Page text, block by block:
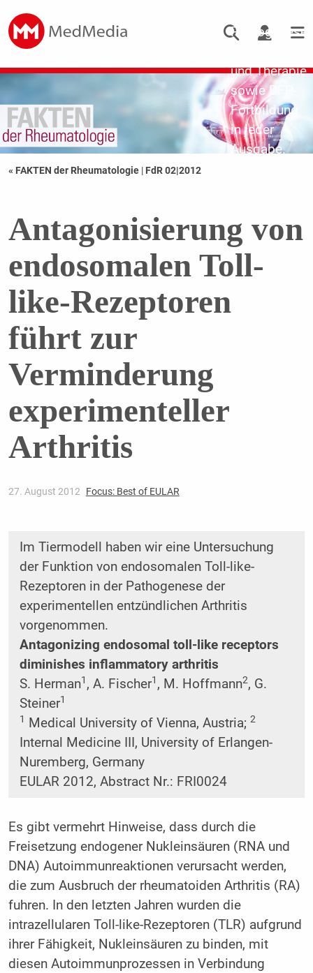
Pathogenese,
und Therapie
sowie DFP-
Fortbildung
in jeder
Ausgabe.
« FAKTEN der Rheumatologie | FdR 02|2012
Antagonisierung von
endosomalen Toll-
like-Rezeptoren
führt zur
Verminderung
experimenteller
Arthritis
27. August 2012 Focus: Best of EULAR
Im Tiermodell haben wir eine Untersuchung
der Funktion von endosomalen Toll-like-
Rezeptoren in der Pathogenese der
experimentellen entzündlichen Arthritis
vorgenommen.
Antagonizing endosomal toll-like receptors
diminishes inflammatory arthritis
S. Herman1 , A. Fischer1 , M. Hoffmann2, G.
Steiner1
1
Medical University of Vienna, Austria; 2
Internal Medicine III, University of Erlangen-
Nuremberg, Germany
EULAR 2012, Abstract Nr.: FRI0024
Es gibt vermehrt Hinweise, dass durch die
Freisetzung endogener Nukleinsäuren (RNA und
DNA) Autoimmunreaktionen verursacht werden,
die zum Ausbruch der rheumatoiden Arthritis (RA)
fuhren. In den letzten Jahren wurden die
intrazellularen Toll-like-Rezeptoren (TLR) aufgrund
ihrer Fähigkeit, Nukleinsäuren zu binden, mit
diesen Autoimmunprozessen in Verbindung